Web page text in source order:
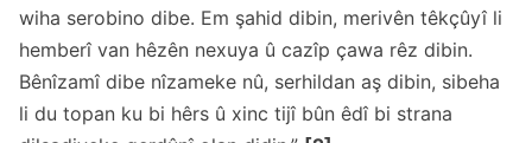
wiha serobino dibe. Em şahid dibin, merivên têkçûyî li
hemberî van hêzên nexuya û cazîp çawa rêz dibin.
Bênîzamî dibe nîzameke nû, serhildan aş dibin, sibeha
li du topan ku bi hêrs û xinc tijî bûn êdî bi strana